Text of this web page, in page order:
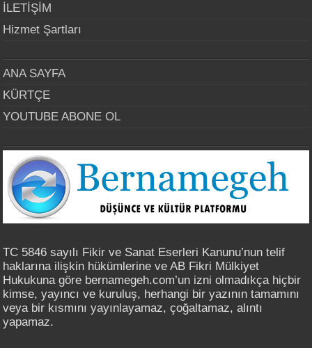
İLETİŞİM
Hizmet Şartları
ANA SAYFA
KÜRTÇE
YOUTUBE ABONE OL
TC 5846 sayılı Fikir ve Sanat Eserleri Kanunu’nun telif
haklarına ilişkin hükümlerine ve AB Fikri Mülkiyet
Hukukuna göre bernamegeh.com’un izni olmadıkça hiçbir
kimse, yayıncı ve kuruluş, herhangi bir yazının tamamını
veya bir kısmını yayınlayamaz, çoğaltamaz, alıntı
yapamaz.